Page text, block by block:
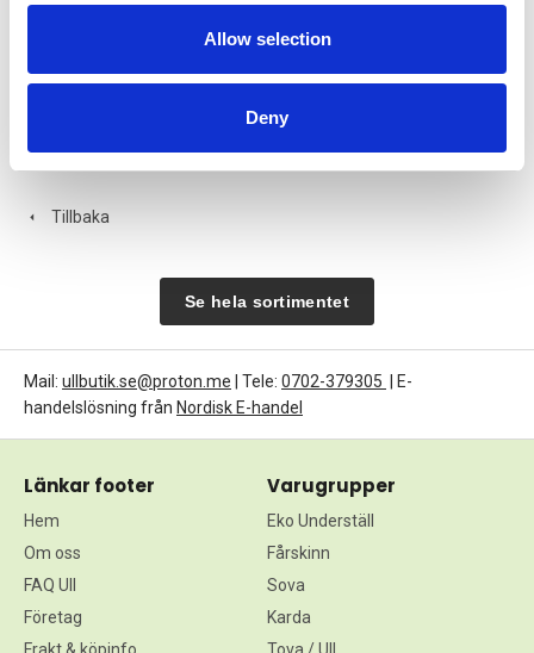
Allow selection
Deny
Art nr. 01075
Köp
Art nr. 01079
375:-
Köp
Tillbaka
Se hela sortimentet
Mail: ullbutik.se@proton.me | Tele: 0702-379305
| E-
handelslösning från Nordisk E-handel
Länkar footer
Hem
Om oss
FAQ Ull
Företag
Varugrupper
Eko Underställ
Fårskinn
Sova
Karda